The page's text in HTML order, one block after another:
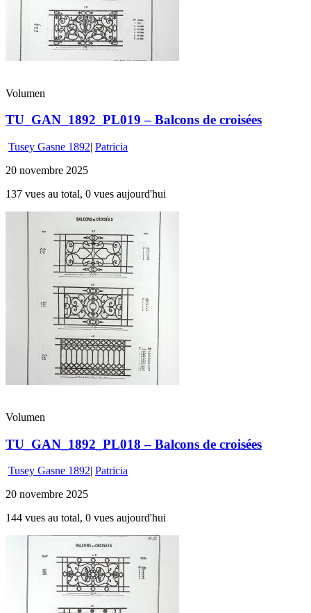
Volumen
TU_GAN_1892_PL019 – Balcons de croisées
Tusey Gasne 1892| Patricia
20 novembre 2025
137 vues au total, 0 vues aujourd'hui
Volumen
TU_GAN_1892_PL018 – Balcons de croisées
Tusey Gasne 1892| Patricia
20 novembre 2025
144 vues au total, 0 vues aujourd'hui